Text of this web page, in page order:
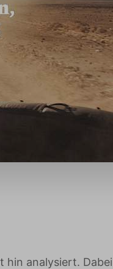
analysiert.